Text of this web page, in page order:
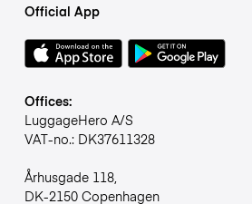
Official App
Offices:
LuggageHero A/S
VAT-no.: DK37611328
Århusgade 118,
DK-2150 Copenhagen